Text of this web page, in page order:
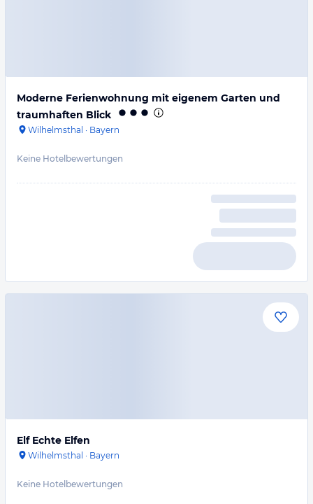
Moderne Ferienwohnung mit eigenem Garten und
traumhaften Blick
Wilhelmsthal · Bayern
Keine Hotelbewertungen
Elf Echte Elfen
Wilhelmsthal · Bayern
Keine Hotelbewertungen